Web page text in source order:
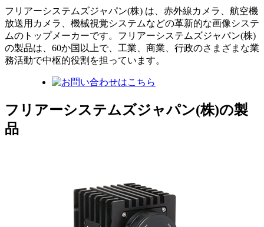
フリアーシステムズジャパン(株) は、赤外線カメラ、航空機
放送用カメラ、機械視覚システムなどの革新的な画像システ
ムのトップメーカーです。フリアーシステムズジャパン(株)
の製品は、60か国以上で、工業、商業、行政のさまざまな業
務活動で中枢的役割を担っています。
フリアーシステムズジャパン(株)の製
品